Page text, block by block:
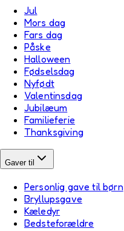
Jul
Mors dag
Fars dag
Påske
Halloween
Fødselsdag
Nyfødt
Valentinsdag
Jubilæum
Familieferie
Thanksgiving
Gaver til
Personlig gave til børn
Bryllupsgave
Kæledyr
Bedsteforældre